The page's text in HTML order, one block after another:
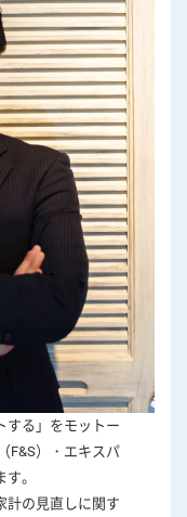
する」をモットー
F&S）・エキスパ
。
計の見直しに関す